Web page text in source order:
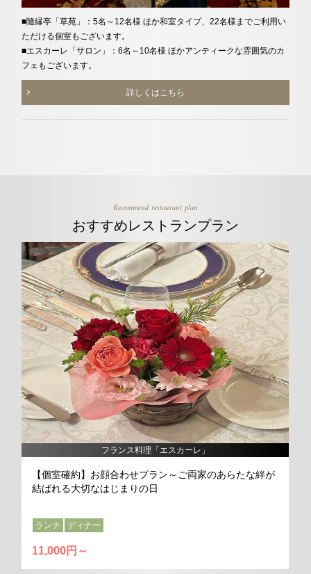
■隨縁亭「草苑」：5名～12名様 ほか和室タイプ、22名様までご利用い
ただける個室もございます。
■エスカーレ「サロン」：6名～10名様 ほかアンティークな雰囲気のカ
フェもございます。
詳しくはこちら
Recommend restaurant plan
おすすめレストランプラン
フランス料理「エスカーレ」
【個室確約】お顔合わせプラン～ご両家のあらたな絆が
結ばれる大切なはじまりの日
ランチ ディナー
11,000円～
new